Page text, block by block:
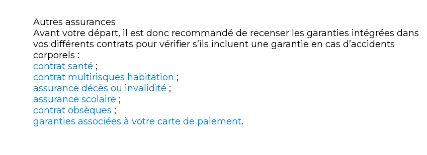
Autres assurances
Avant votre départ, il est donc recommandé de recenser les garanties intégrées dans
vos différents contrats pour vérifier s’ils incluent une garantie en cas d’accidents
corporels :
contrat santé ;
contrat multirisques habitation ;
assurance décès ou invalidité ;
assurance scolaire ;
contrat obsèques ;
garanties associées à votre carte de paiement.